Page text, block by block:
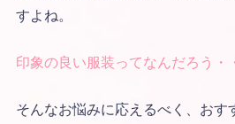
すよね。
印象の良い服装ってなんだろう・
そんなお悩みに応えるべく、おす